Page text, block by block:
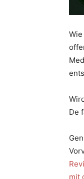
Wie
De
mit